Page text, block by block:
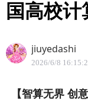
国高校
jiuyedashi
2026/6/8
【智算无界 创